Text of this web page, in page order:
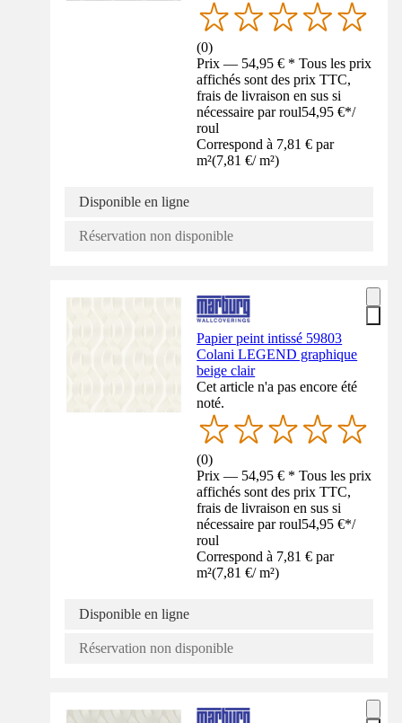
(0)
Prix — 54,95 € * Tous les prix
affichés sont des prix TTC,
frais de livraison en sus si
nécessaire par roul54,95 €*/
roul
Correspond à 7,81 € par
m²(7,81 €/ m²)
Disponible en ligne
Réservation non disponible
Papier peint intissé 59803
Colani LEGEND graphique
beige clair
Cet article n'a pas encore été
noté.
(0)
Prix — 54,95 € * Tous les prix
affichés sont des prix TTC,
frais de livraison en sus si
nécessaire par roul54,95 €*/
roul
Correspond à 7,81 € par
m²(7,81 €/ m²)
Disponible en ligne
Réservation non disponible